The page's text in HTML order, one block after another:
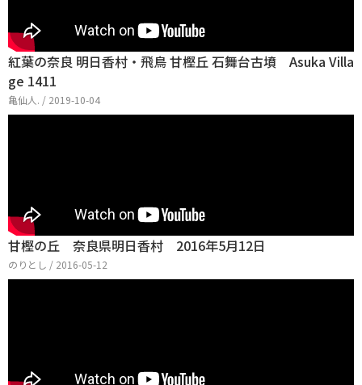
紅葉の奈良 明日香村・飛鳥 甘樫丘 石舞台古墳 Asuka Villa
ge 1411
亀仙人. / 2019-10-04
甘樫の丘 奈良県明日香村 2016年5月12日
のりとし / 2016-05-12